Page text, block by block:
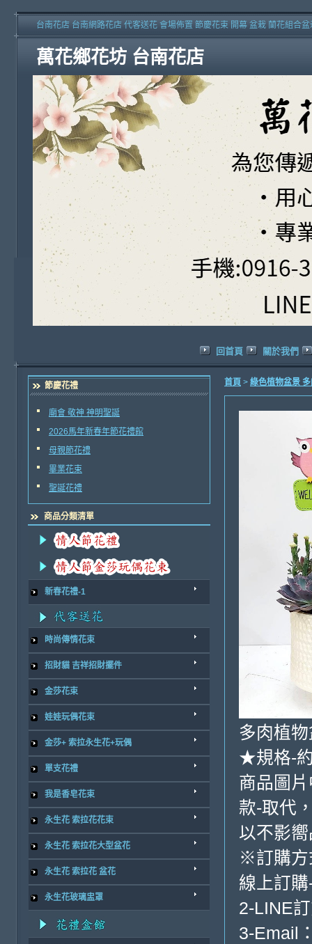
萬花鄉花坊 台南花店
台南花店 台南網路花店 代客送花 會場佈置 節慶花束 開幕 盆栽 蘭花組合
回首頁 關於我們
節慶花禮
廟會 敬神 神明聖誕
2026馬年新春年節花禮館
母親節花禮
畢業花束
聖誕花禮
商品分類清單
新春花禮-1
時尚傳情花束
招財貓 吉祥招財擺件
金莎花束
娃娃玩偶花束
金莎+ 索拉永生花+玩偶
單支花禮
我是香皂花束
永生花 索拉花花束
永生花 索拉花大型盆花
永生花 索拉花 盆花
永生花玻璃盅罩
首頁 > 綠色植物盆景
多肉植
★規格-
商品圖
款-取代
以不影
※訂購方
線上訂
2-LINE
3-Email